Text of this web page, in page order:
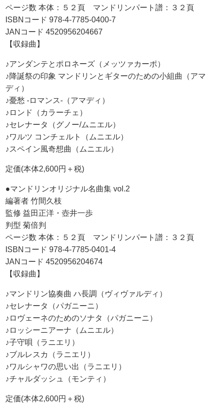
ページ数 本体：５２頁 マンドリンパート譜：３２頁
ISBNコード 978-4-7785-0400-7
JANコード 4520956204667
【収録曲】
♪アンダンテとポロネーズ（メッツァカーポ）
♪降誕祭の印象 マンドリンとギターのための小組曲（アマ
ディ）
♪憂愁 -ロマンス-（アマディ）
♪ロンド（カラーチェ）
♪セレナータ（グノー/ムニエル）
♪ワルツ コンチェルト（ムニエル）
♪スペイン風奇想曲（ムニエル）
定価(本体2,600円＋税)
●マンドリンオリジナル名曲集 vol.2
編著者 竹間久枝
監修 益田正洋・壺井一歩
判型 菊倍判
ページ数 本体：５２頁 マンドリンパート譜：３２頁
ISBNコード 978-4-7785-0401-4
JANコード 4520956204674
【収録曲】
♪マンドリン協奏曲 ハ長調（ヴィヴァルディ）
♪セレナータ（パガニーニ）
♪ロヴェーネのためのソナタ（パガニーニ）
♪ロッシーニアーナ（ムニエル）
♪子守唄（ラニエリ）
♪ブルレスカ（ラニエリ）
♪ワルシャワの思い出（ラニエリ）
♪チャルダッシュ（モンティ）
定価(本体2,600円＋税)